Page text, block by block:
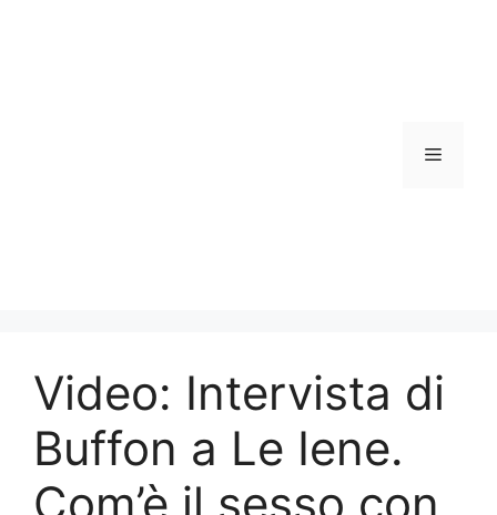
Menu
Video: Intervista di
Buffon a Le Iene.
Com’è il sesso con